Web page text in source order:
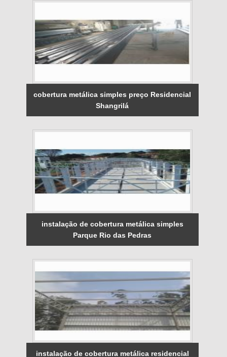
cobertura metálica simples preço Residencial
Shangrilá
instalação de cobertura metálica simples
Parque Rio das Pedras
instalação de cobertura metálica residencial